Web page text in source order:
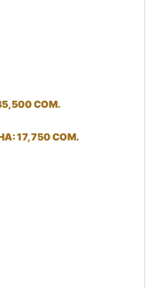
СОМ.
17,750 СОМ.